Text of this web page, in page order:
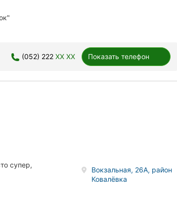
(052) 222 XX XX Показать телефон
супер,
Вокзальная, 26А, район
Ковалёвка